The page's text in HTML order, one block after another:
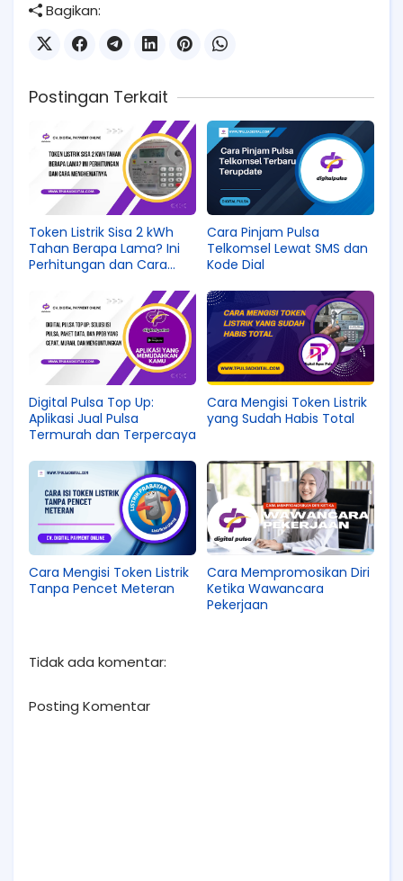
Bagikan:
Postingan Terkait
Token Listrik Sisa 2 kWh
Tahan Berapa Lama? Ini
Perhitungan dan Cara
Cara Pinjam Pulsa
Telkomsel Lewat SMS dan
Kode Dial
Digital Pulsa Top Up:
Aplikasi Jual Pulsa
Termurah dan Terpercaya
Cara Mengisi Token Listrik
yang Sudah Habis Total
Cara Mengisi Token Listrik
Tanpa Pencet Meteran
Cara Mempromosikan Diri
Ketika Wawancara
Pekerjaan
Tidak ada komentar:
Posting Komentar